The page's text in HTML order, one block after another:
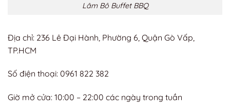
Lâm Bô Buffet BBQ
Địa chỉ: 236 Lê Đại Hành, Phường 6, Quận Gò Vấp,
TP.HCM
Số điện thoại: 0961 822 382
Giờ mở cửa: 10:00 – 22:00 các ngày trong tuần